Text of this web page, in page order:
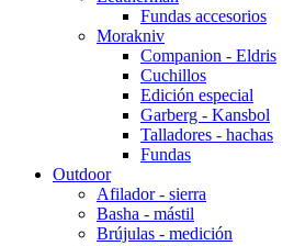
Fundas accesorios
Morakniv
Companion - Eldris
Cuchillos
Edición especial
Garberg - Kansbol
Talladores - hachas
Fundas
Outdoor
Afilador - sierra
Basha - mástil
Brújulas - medición